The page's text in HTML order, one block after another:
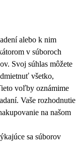
alebo k nim
v súboroch
Svoj súhlas môžete
všetko,
voľby oznámime
Vaše rozhodnutie
na našom
sa súborov